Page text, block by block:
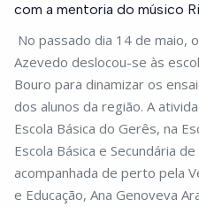
com a mentoria do músico
No passado dia 14 de maio,
Azevedo deslocou-se às
Bouro para dinamizar os
dos alunos da região. A
Escola Básica do Gerês, na
Escola Básica e Secundária
acompanhada de perto pela
e Educação, Ana Genoveva